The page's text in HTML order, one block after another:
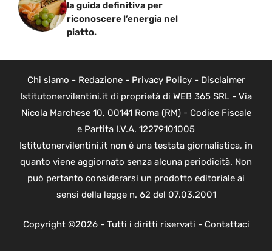
la guida definitiva per
riconoscere l’energia nel
piatto.
Chi siamo - Redazione- Privacy Policy- Disclaimer
Istitutonervilentini.it di proprietà di WEB 365 SRL - Via
Nicola Marchese 10, 00141 Roma (RM) - Codice Fiscale
e Partita I.V.A. 12279101005
Istitutonervilentini.it non è una testata giornalistica, in
quanto viene aggiornato senza alcuna periodicità. Non
può pertanto considerarsi un prodotto editoriale ai
sensi della legge n. 62 del 07.03.2001
Copyright ©2026 - Tutti i diritti riservati - Contattaci